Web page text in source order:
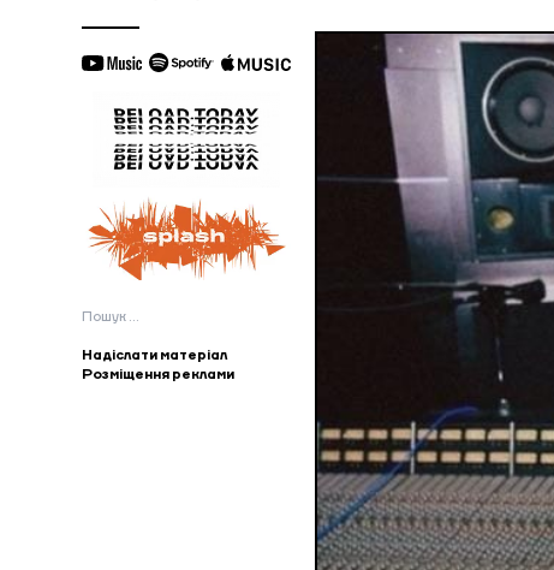
Пошук:
Надіслати матеріал
Розміщення реклами